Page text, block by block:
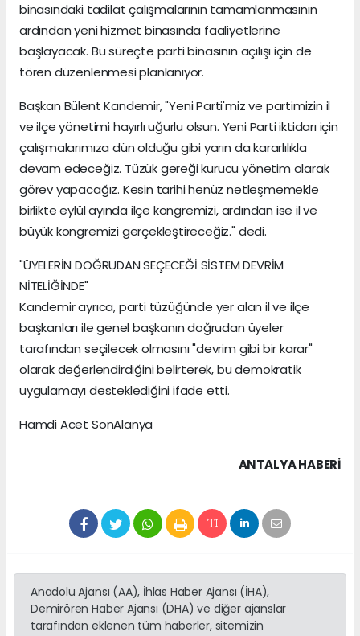
binasındaki tadilat çalışmalarının tamamlanmasının
ardından yeni hizmet binasında faaliyetlerine
başlayacak. Bu süreçte parti binasının açılışı için de
tören düzenlenmesi planlanıyor.
Başkan Bülent Kandemir, "Yeni Parti'miz ve partimizin il
ve ilçe yönetimi hayırlı uğurlu olsun. Yeni Parti iktidarı için
çalışmalarımıza dün olduğu gibi yarın da kararlılıkla
devam edeceğiz. Tüzük gereği kurucu yönetim olarak
görev yapacağız. Kesin tarihi henüz netleşmemekle
birlikte eylül ayında ilçe kongremizi, ardından ise il ve
büyük kongremizi gerçekleştireceğiz." dedi.
"ÜYELERİN DOĞRUDAN SEÇECEĞİ SİSTEM DEVRİM
NİTELİĞİNDE"
Kandemir ayrıca, parti tüzüğünde yer alan il ve ilçe
başkanları ile genel başkanın doğrudan üyeler
tarafından seçilecek olmasını "devrim gibi bir karar"
olarak değerlendirdiğini belirterek, bu demokratik
uygulamayı desteklediğini ifade etti.
Hamdi Acet SonAlanya
ANTALYA HABERİ
Anadolu Ajansı (AA), İhlas Haber Ajansı (İHA),
Demirören Haber Ajansı (DHA) ve diğer ajanslar
tarafından eklenen tüm haberler, sitemizin